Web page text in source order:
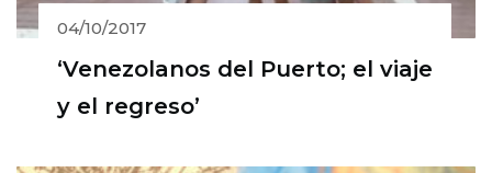
04/10/2017
‘Venezolanos del Puerto; el viaje
y el regreso’